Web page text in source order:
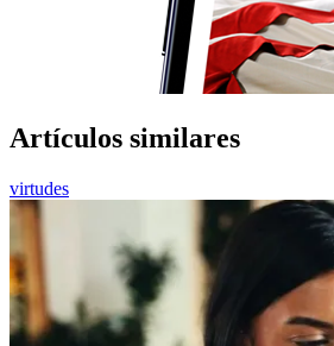
Artículos similares
virtudes